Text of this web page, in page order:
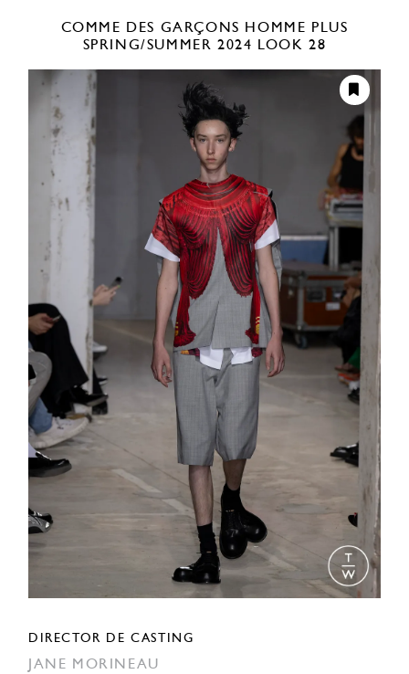
COMME DES GARÇONS HOMME PLUS
SPRING/SUMMER 2024 LOOK 28
DIRECTOR DE CASTING
JANE MORINEAU